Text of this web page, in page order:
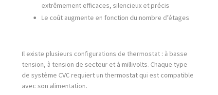
extrêmement efficaces, silencieux et précis
Le coût augmente en fonction du nombre d’étages
Il existe plusieurs configurations de thermostat : à basse
tension, à tension de secteur et à millivolts. Chaque type
de système CVC requiert un thermostat qui est compatible
avec son alimentation.